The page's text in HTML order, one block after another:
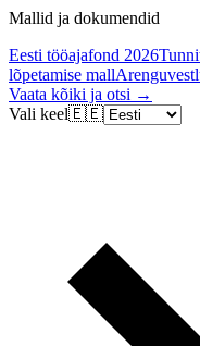
Mallid ja dokumendid
Eesti tööajafond 2026
lõpetamise mall
Vaata kõiki ja otsi →
Vali keel🇪🇪